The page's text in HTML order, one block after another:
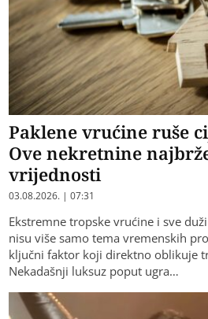
Paklene vrućine ruše
Ove nekretnine
vrijednosti
03.08.2026. | 07:31
Ekstremne tropske vrućine i sve
nisu više samo tema vremenskih
ključni faktor koji direktno oblikuje
Nekadašnji luksuz poput ugra…